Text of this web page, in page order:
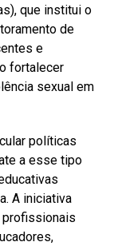
que institui o
de
e
fortalecer
sexual em
políticas
a esse tipo
A iniciativa
profissionais